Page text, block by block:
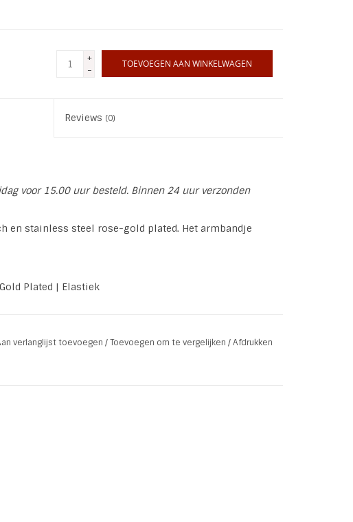
+
-
TOEVOEGEN AAN WINKELWAGEN
Reviews (0)
voor 15.00 uur besteld. Binnen 24 uur verzonden
en stainless steel rose-gold plated. Het armbandje
Plated | Elastiek
verlanglijst toevoegen /Toevoegen om te vergelijken /Afdrukken